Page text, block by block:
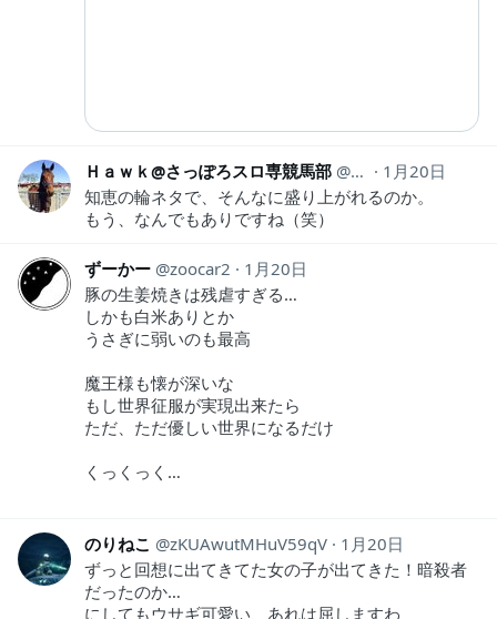
Ｈａｗｋ@さっぽろスロ専競馬部 hawk1280
1月20日
知恵の輪ネタで、そんなに盛り上がれるのか。
もう、なんでもありですね（笑）
ずーかー zoocar2
1月20日
豚の生姜焼きは残虐すぎる…
しかも白米ありとか
うさぎに弱いのも最高
魔王様も懐が深いな
もし世界征服が実現出来たら
ただ、ただ優しい世界になるだけ
くっくっく…
のりねこ zKUAwutMHuV59qV
1月20日
ずっと回想に出てきてた女の子が出てきた！暗殺者
だったのか…
にしてもウサギ可愛い、あれは屈しますわ